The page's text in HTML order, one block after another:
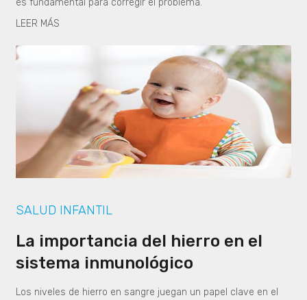
es fundamental para corregir el problema.
LEER MÁS
SALUD INFANTIL
La importancia del hierro en el
sistema inmunológico
Los niveles de hierro en sangre juegan un papel clave en el